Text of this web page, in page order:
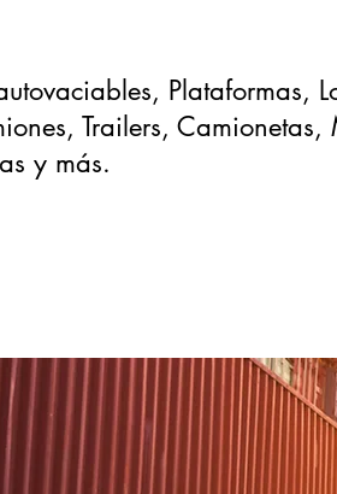
Plataformas,
Trailers, Camionetas,
y más.